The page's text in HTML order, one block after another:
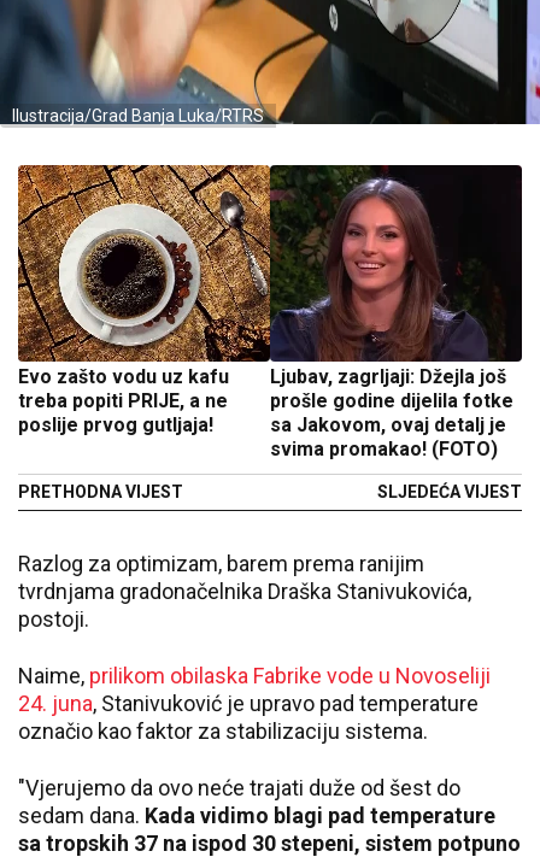
Ilustracija/Grad Banja Luka/RTRS
Evo zašto vodu uz kafu
treba popiti PRIJE, a ne
poslije prvog gutljaja!
PRETHODNA VIJEST
Ljubav, zagrljaji: Džejla još
prošle godine dijelila fotke
sa Jakovom, ovaj detalj je
svima promakao! (FOTO)
SLJEDEĆA VIJEST
Razlog za optimizam, barem prema ranijim
tvrdnjama gradonačelnika Draška Stanivukovića,
postoji.
Naime, prilikom obilaska Fabrike vode u Novoseliji
24. juna, Stanivuković je upravo pad temperature
označio kao faktor za stabilizaciju sistema.
"Vjerujemo da ovo neće trajati duže od šest do
sedam dana. Kada vidimo blagi pad temperature
sa tropskih 37 na ispod 30 stepeni, sistem potpuno